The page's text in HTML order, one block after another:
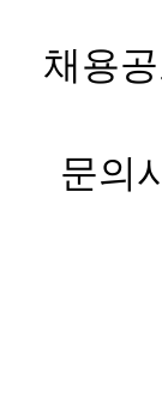
채용
문의